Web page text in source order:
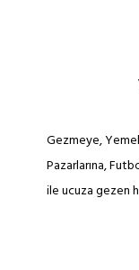
Gezmeye,
Pazarlarına,
ile ucuza gezen